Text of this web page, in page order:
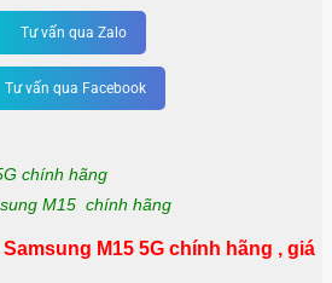
Tư vấn qua Zalo
Tư vấn qua Facebook
chính hãng
M15 chính hãng
M15 5G chính hãng , giá